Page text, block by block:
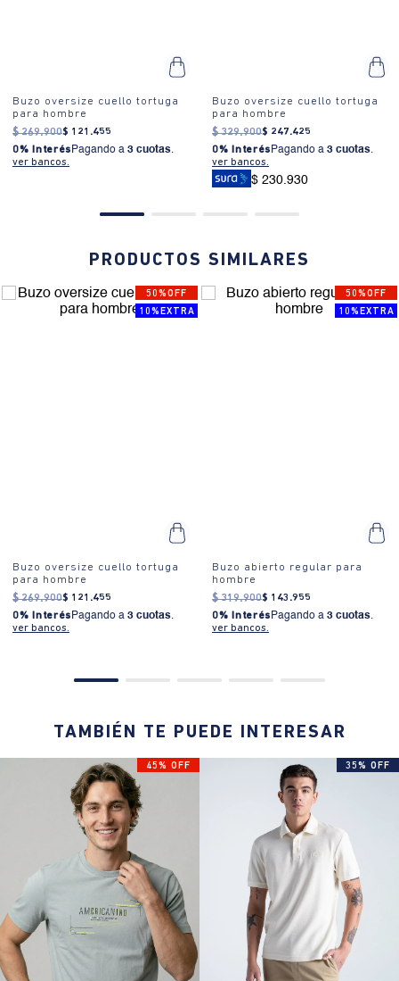
adaptarlo a diferentes ocasiones.
moderado. OTROS: Lavar separadamente.
Buzo oversize cuello tortuga
para hombre
$ 269.900$ 121 .455
0% Interés Pagando a 3 cuotas.
ver bancos.
Buzo oversize cuello tortuga
para hombre
$ 329.900$ 247.425
0% Interés Pagando a 3 cuotas.
ver bancos.
$ 230.930
PRODUCTOS SIMILARES
50%OFF
10%EXTRA
Buzo oversize cuello tortuga
para hombre
$ 269.900$ 121 .455
0% Interés Pagando a 3 cuotas.
ver bancos.
50%OFF
10%EXTRA
Buzo abierto regular para
hombre
$ 319.900$ 143 .955
0% Interés Pagando a 3 cuotas.
ver bancos.
TAMBIÉN TE PUEDE INTERESAR
45% OFF 35% OFF